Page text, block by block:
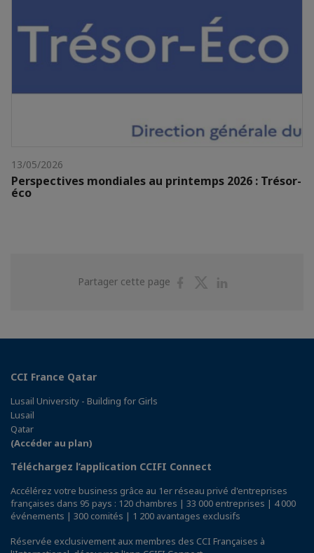
13/05/2026
Perspectives mondiales au printemps 2026 : Trésor-
éco
Partager cette page
PartagerPartager
CCI France Qatar
Lusail University - Building for Girls
Lusail
Qatar
(Accéder au plan)
Téléchargez l’application CCIFI Connect
Accélérez votre business grâce au 1er réseau privé d'entreprises
françaises dans 95 pays : 120 chambres | 33 000 entreprises | 4 000
événements | 300 comités | 1 200 avantages exclusifs
Réservée exclusivement aux membres des CCI Françaises à